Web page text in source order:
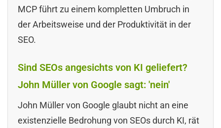
MCP führt zu einem kompletten Umbruch in
der Arbeitsweise und der Produktivität in der
SEO.
Sind SEOs angesichts von KI geliefert?
John Müller von Google sagt: 'nein'
John Müller von Google glaubt nicht an eine
existenzielle Bedrohung von SEOs durch KI, rät